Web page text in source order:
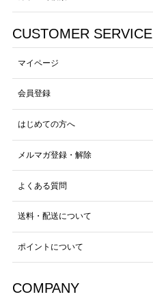
CUSTOMER SERVICE
マイページ
会員登録
はじめての方へ
メルマガ登録・解除
よくある質問
送料・配送について
ポイントについて
COMPANY